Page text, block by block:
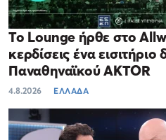
Το Lounge ήρθε στο
κερδίσεις ένα εισιτήριο
Παναθηναϊκού AKTOR
4.8.2026 ΕΛΛΑΔΑ